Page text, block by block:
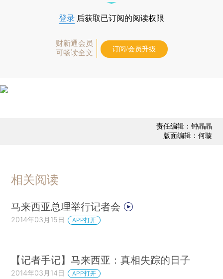
登录 后获取已订阅的阅读权限
财新通会员
可畅读全文
订阅/会员升级
责任编辑：钟晶晶
版面编辑：何璇
相关阅读
马来西亚总理举行记者会
2014年03月15日 APP打开
【记者手记】马来西亚：真相失踪的日子
2014年03月14日 APP打开